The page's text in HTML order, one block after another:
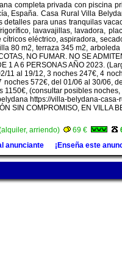
completa privada con piscina
España. Casa Rural Villa
detalles para unas tranquilas
lavavajillas, lavadora,
eléctrico, aspiradora,
80 m2, terraza 345 m2,
NO FUMAR. NO SE
1 A 6 PERSONAS AÑO 2023.
11 al 19/12, 3 noches 247€, 4
noches 572€, del 01/06 al 30/06,
1150€, (consultar posibles
https://villa-belydana-
SIN COMPROMISO, EN VILLA
arriendo) 69 €
anunciante
¡Enseña este